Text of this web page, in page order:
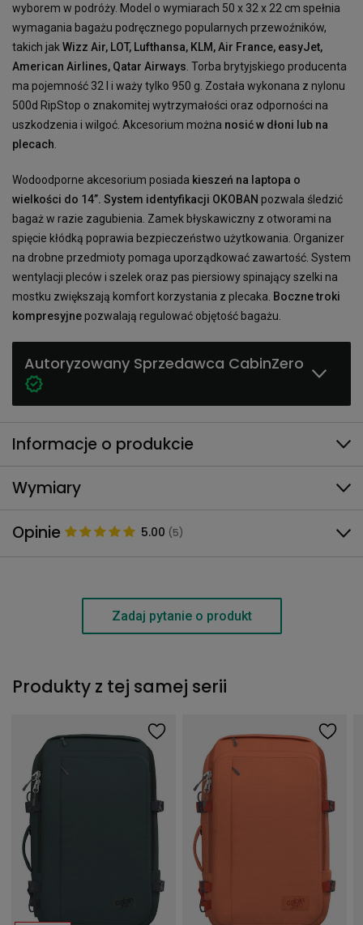
wyborem w podróży. Model o wymiarach 50 x 32 x 22 cm spełnia
wymagania bagażu podręcznego popularnych przewoźników,
takich jak Wizz Air, LOT, Lufthansa, KLM, Air France, easyJet,
American Airlines, Qatar Airways . Torba brytyjskiego producenta
ma pojemność 32 l i waży tylko 950 g. Została wykonana z nylonu
500d RipStop o znakomitej wytrzymałości oraz odporności na
uszkodzenia i wilgoć. Akcesorium można nosić w dłoni lub na
plecach
Wodoodporne akcesorium posiada kieszeń na laptopa o
wielkości do 14”. System identyfikacji OKOBAN pozwala śledzić
bagaż w razie zagubienia. Zamek błyskawiczny z otworami na
spięcie kłódką poprawia bezpieczeństwo użytkowania. Organizer
na drobne przedmioty pomaga uporządkować zawartość. System
wentylacji pleców i szelek oraz pas piersiowy spinający szelki na
mostku zwiększają komfort korzystania z plecaka. Boczne troki
kompresyjnepozwalają regulować objętość bagażu.
Autoryzowany Sprzedawca CabinZero
Informacje o produkcie
Wymiary
Opinie 5.00 (5)
Zadaj pytanie o produkt
Produkty z tej samej serii